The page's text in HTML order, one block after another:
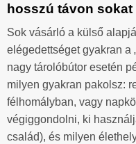
hosszú távon sokat
Sok vásárló a külső
elégedettséget gyakran a
nagy tárolóbútor esetén
milyen gyakran pakolsz:
félhomályban, vagy
végiggondolni, ki
család), és milyen